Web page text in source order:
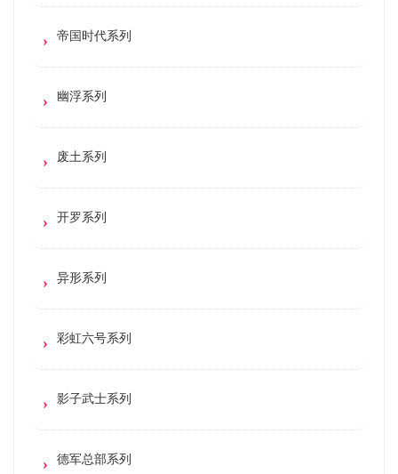
帝国时代系列
幽浮系列
废土系列
开罗系列
异形系列
彩虹六号系列
影子武士系列
德军总部系列